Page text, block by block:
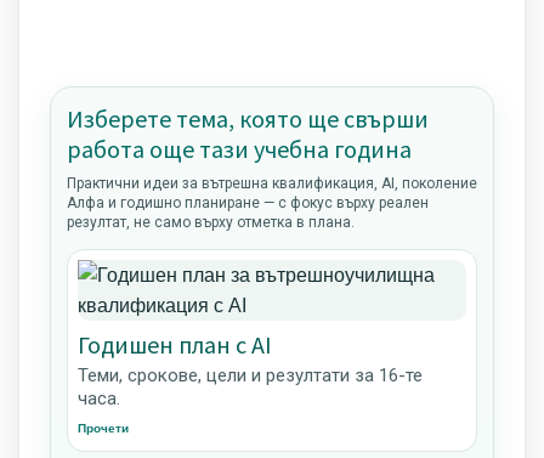
Изберете тема, която ще свърши
работа още тази учебна година
Практични идеи за вътрешна квалификация, AI, поколение
Алфа и годишно планиране — с фокус върху реален
резултат, не само върху отметка в плана.
Годишен план с AI
Теми, срокове, цели и резултати за 16-те
часа.
Прочети